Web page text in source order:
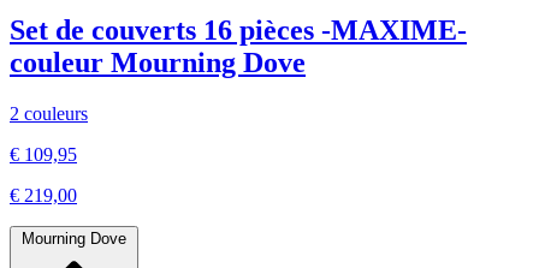
Set de couverts 16 pièces -MAXIME-
couleur Mourning Dove
2 couleurs
€ 109,95
€ 219,00
Mourning Dove